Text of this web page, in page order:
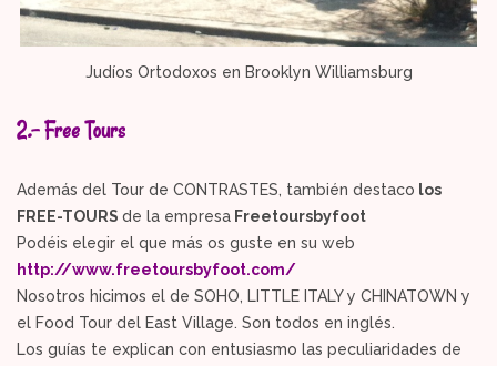
Judíos Ortodoxos en Brooklyn Williamsburg
2.- Free Tours
Además del Tour de CONTRASTES, también destaco los
FREE-TOURS de la empresa Freetoursbyfoot
Podéis elegir el que más os guste en su web
http://www.freetoursbyfoot.com/
Nosotros hicimos el de SOHO, LITTLE ITALY y CHINATOWN y
el Food Tour del East Village. Son todos en inglés.
Los guías te explican con entusiasmo las peculiaridades de